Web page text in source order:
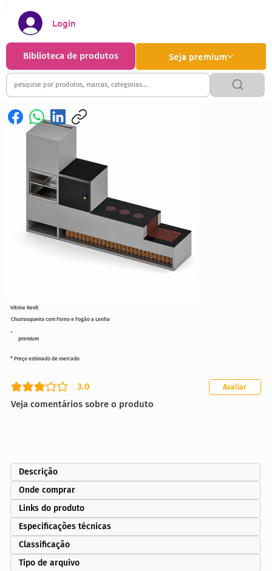
Seja premium
Biblioteca de produtos
Login
premium
Churrasqueira com Forno e Fogão a Lenha
3.0
classificação média é 3 de 5
Veja comentários sobre o produto
Avaliar
* Preço estimado de mercado
Vitrine Revit
Descrição
Onde comprar
Links do produto
Especificações técnicas
Classificação
Tipo de arquivo